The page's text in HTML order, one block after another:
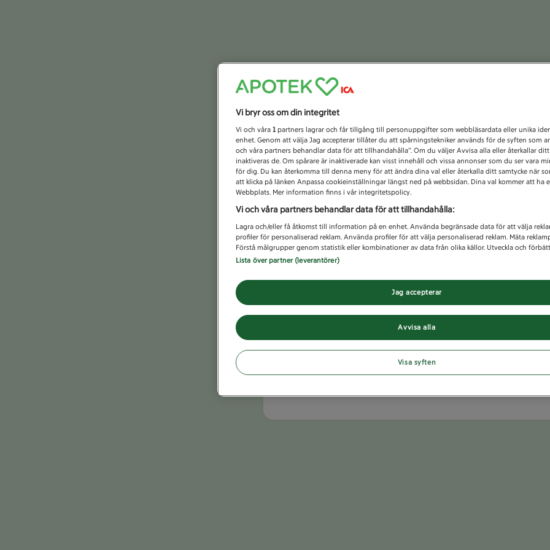
Information:
Du har nu loggats ut och kan inte backa för att ändra dina
Du har nummer
Vi bryr oss om din integritet
Vi och våra 1 partners lagrar och får tillgång till personuppgifter som webbläsardata eller unika
enhet. Genom att välja Jag accepterar tillåter du att spårningstekniker används för de syften som
och våra partners behandlar data för att tillhandahålla”. Om du väljer Avvisa alla eller återkallar ditt
inaktiveras de. Om spårare är inaktiverade kan visst innehåll och vissa annonser som du ser vara
för dig. Du kan återkomma till denna meny för att ändra dina val eller återkalla ditt samtycke när
att klicka på länken Anpassa cookieinställningar längst ned på webbsidan. Dina val kommer att ha
Webbplats. Mer information finns i vår integritetspolicy.
Vi och våra partners behandlar data för att tillhandahålla:
Lagra och/eller få åtkomst till information på en enhet. Använda begränsade data för att välja
profiler för personaliserad reklam. Använda profiler för att välja personaliserad reklam. Mäta
Förstå målgrupper genom statistik eller kombinationer av data från olika källor. Utveckla och
Lista över partner (leverantörer)
Avvisa alla
Jag accepterar
Visa syften